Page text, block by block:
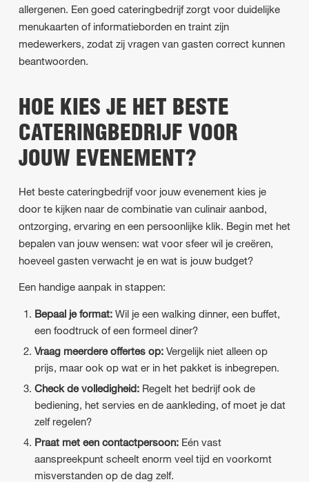
allergenen. Een goed cateringbedrijf zorgt voor duidelijke
menukaarten of informatieborden en traint zijn
medewerkers, zodat zij vragen van gasten correct kunnen
beantwoorden.
HOE KIES JE HET BESTE
CATERINGBEDRIJF VOOR
JOUW EVENEMENT?
Het beste cateringbedrijf voor jouw evenement kies je
door te kijken naar de combinatie van culinair aanbod,
ontzorging, ervaring en een persoonlijke klik. Begin met het
bepalen van jouw wensen: wat voor sfeer wil je creëren,
hoeveel gasten verwacht je en wat is jouw budget?
Een handige aanpak in stappen:
Bepaal je format:Wil je een walking dinner, een buffet,
een foodtruck of een formeel diner?
Vraag meerdere offertes op:Vergelijk niet alleen op
prijs, maar ook op wat er in het pakket is inbegrepen.
Check de volledigheid:Regelt het bedrijf ook de
bediening, het servies en de aankleding, of moet je dat
zelf regelen?
Praat met een contactpersoon:Eén vast
aanspreekpunt scheelt enorm veel tijd en voorkomt
misverstanden op de dag zelf.